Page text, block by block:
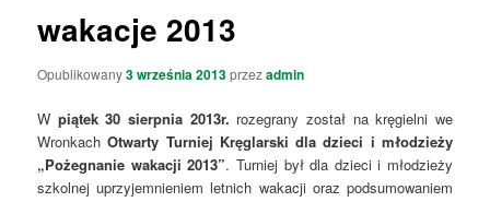
wakacje 2013
Opublikowany3 września 2013przezadmin
W piątek 30 sierpnia 2013r. rozegrany został na kręgielni we
WronkachOtwarty Turniej Kręglarski dla dzieci i młodzieży
„Pożegnanie wakacji 2013”. Turniej był dla dzieci i młodzieży
szkolnej uprzyjemnieniem letnich wakacji oraz podsumowaniem